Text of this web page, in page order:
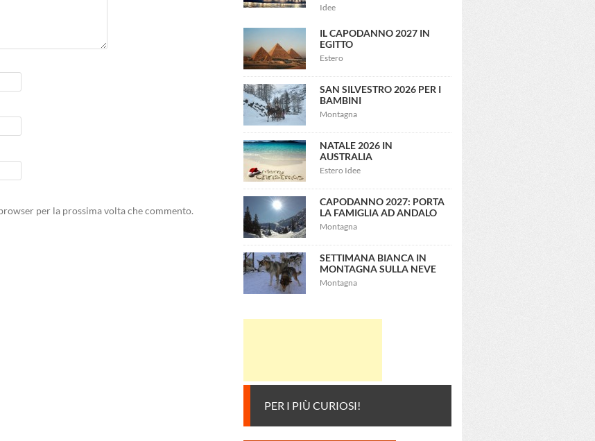
per la prossima volta che commento.
Idee
IL CAPODANNO 2027 IN
EGITTO
Estero
SAN SILVESTRO 2026 PER I
BAMBINI
Montagna
NATALE 2026 IN
AUSTRALIA
Estero Idee
CAPODANNO 2027: PORTA
LA FAMIGLIA AD ANDALO
Montagna
SETTIMANA BIANCA IN
MONTAGNA SULLA NEVE
Montagna
PER I PIÙ CURIOSI!